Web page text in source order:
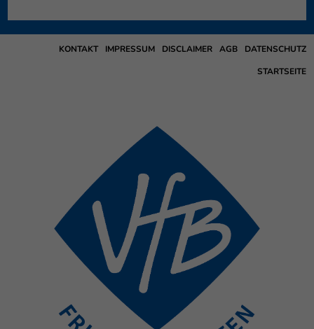
DATENSCHUTZ
AGB
DISCLAIMER
IMPRESSUM
KONTAKT
STARTSEITE